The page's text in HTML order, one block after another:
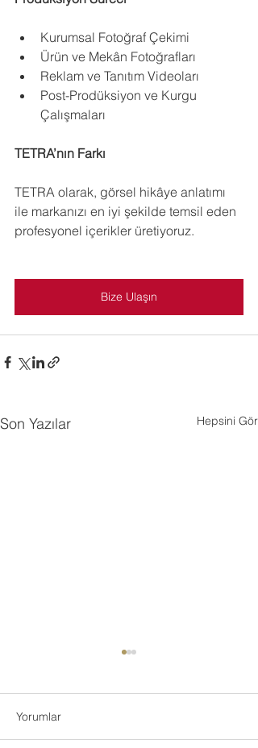
Kurumsal Fotoğraf Çekimi
Ürün ve Mekân Fotoğrafları
Reklam ve Tanıtım Videoları
Post-Prodüksiyon ve Kurgu
Çalışmaları
TETRA’nın Farkı
TETRA olarak, görsel hikâye anlatımı
ile markanızı en iyi şekilde temsil eden
profesyonel içerikler üretiyoruz.
Bize Ulaşın
Son Yazılar Hepsini Gör
Yorumlar